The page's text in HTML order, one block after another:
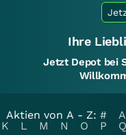
Ihre
Jetzt Depot bei
Aktien von A - Z: # A
K
L M N O P Q